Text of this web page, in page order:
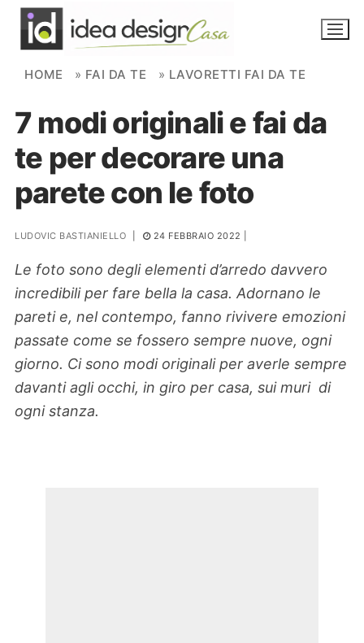
Skip to content
NOVITÀ
AMBIENTI
FAI DA TE
PIANTE
Ortaggio
Search for:
HOME » FAI DA TE » LAVORETTI FAI DA TE
7 modi originali e fai da
te per decorare una
parete con le foto
LUDOVIC BASTIANIELLO 24 FEBBRAIO 2022
Le foto sono degli elementi d’arredo davvero
incredibili per fare bella la casa. Adornano le
pareti e, nel contempo, fanno rivivere emozioni
passate come se fossero sempre nuove, ogni
giorno. Ci sono modi originali per averle sempre
davanti agli occhi, in giro per casa, sui muri di
ogni stanza.